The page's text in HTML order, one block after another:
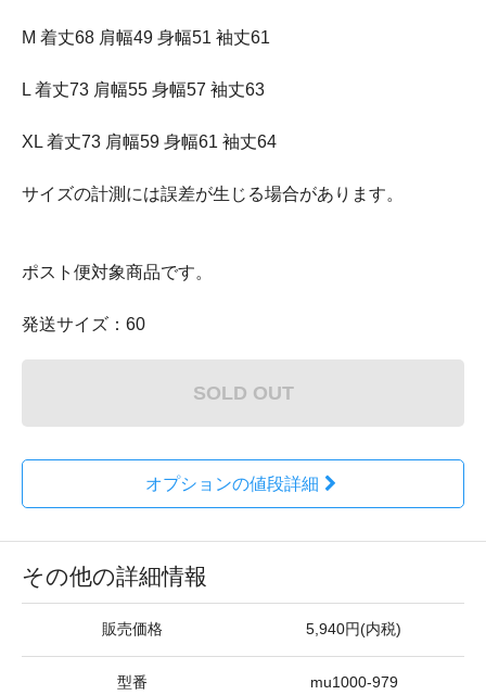
M 着丈68 肩幅49 身幅51 袖丈61
L 着丈73 肩幅55 身幅57 袖丈63
XL 着丈73 肩幅59 身幅61 袖丈64
サイズの計測には誤差が生じる場合があります。
ポスト便対象商品です。
発送サイズ：60
SOLD OUT
オプションの値段詳細
その他の詳細情報
販売価格 5,940円(内税)
型番 mu1000-979